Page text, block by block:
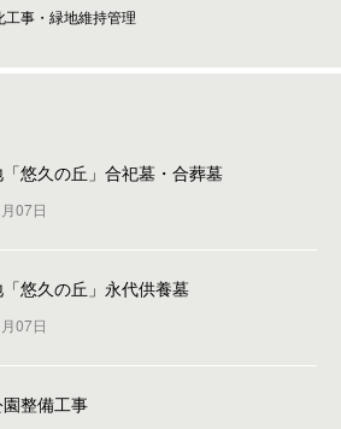
工事・緑地維持管理
悠久の丘」合祀墓・合葬墓
07日
悠久の丘」永代供養墓
07日
園整備工事